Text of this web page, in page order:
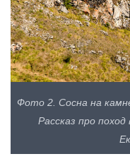
Фото 2. Сосна на
Рассказ про